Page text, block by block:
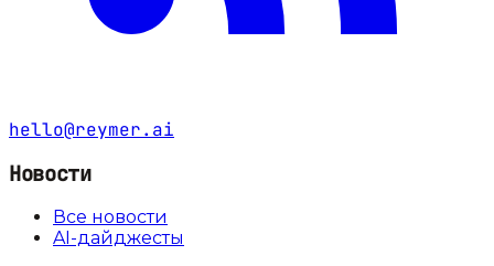
hello@reymer.ai
Новости
Все новости
AI-дайджесты